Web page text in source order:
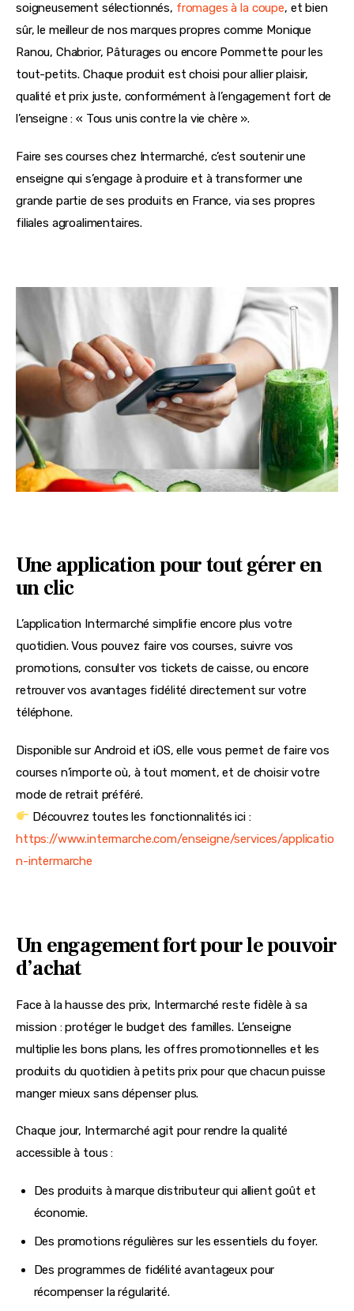
soigneusement sélectionnés, fromages à la coupe, et bien
sûr, le meilleur de nos marques propres comme Monique
Ranou, Chabrior, Pâturages ou encore Pommette pour les
tout-petits. Chaque produit est choisi pour allier plaisir,
qualité et prix juste, conformément à l’engagement fort de
l’enseigne : « Tous unis contre la vie chère ».
Faire ses courses chez Intermarché, c’est soutenir une
enseigne qui s’engage à produire et à transformer une
grande partie de ses produits en France, via ses propres
filiales agroalimentaires.
Une application pour tout gérer en
un clic
L’application Intermarché simplifie encore plus votre
quotidien. Vous pouvez faire vos courses, suivre vos
promotions, consulter vos tickets de caisse, ou encore
retrouver vos avantages fidélité directement sur votre
téléphone.
Disponible sur Android et iOS, elle vous permet de faire vos
courses n’importe où, à tout moment, et de choisir votre
mode de retrait préféré.
Découvrez toutes les fonctionnalités ici :
https://www.intermarche.com/enseigne/services/applicatio
n-intermarche
Un engagement fort pour le pouvoir
d’achat
Face à la hausse des prix, Intermarché reste fidèle à sa
mission : protéger le budget des familles. L’enseigne
multiplie les bons plans, les offres promotionnelles et les
produits du quotidien à petits prix pour que chacun puisse
manger mieux sans dépenser plus.
Chaque jour, Intermarché agit pour rendre la qualité
accessible à tous :
Des produits à marque distributeur qui allient goût et
économie.
Des promotions régulières sur les essentiels du foyer.
Des programmes de fidélité avantageux pour
récompenser la régularité.